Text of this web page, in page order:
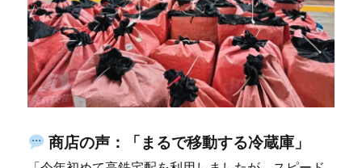
商店の声：「まるで移動する冷蔵庫」